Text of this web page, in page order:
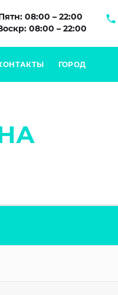
08:00 – 22:00
08:00 – 22:00
ГОРОД